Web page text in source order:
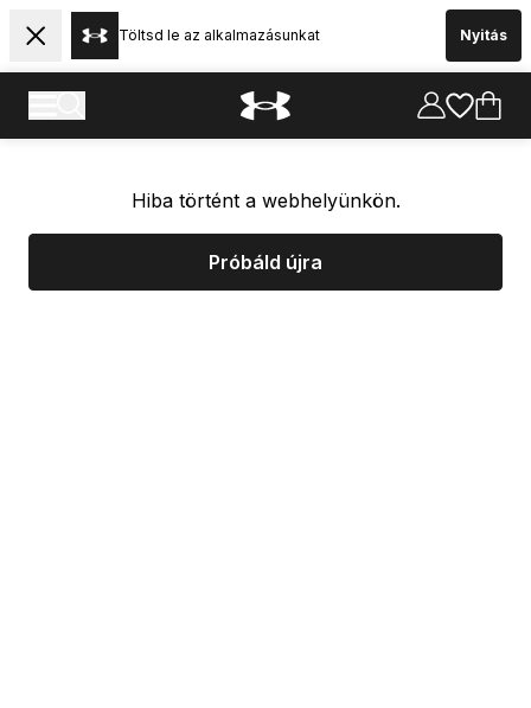
Töltsd le az alkalmazásunkat Nyitás
Hiba történt a webhelyünkön.
Próbáld újra